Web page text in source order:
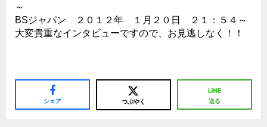
～
BSジャパン ２０１２年 １月２０日 ２１：５４～
大変貴重なインタビューですので、お見逃しなく！！
シェア つぶやく 送る